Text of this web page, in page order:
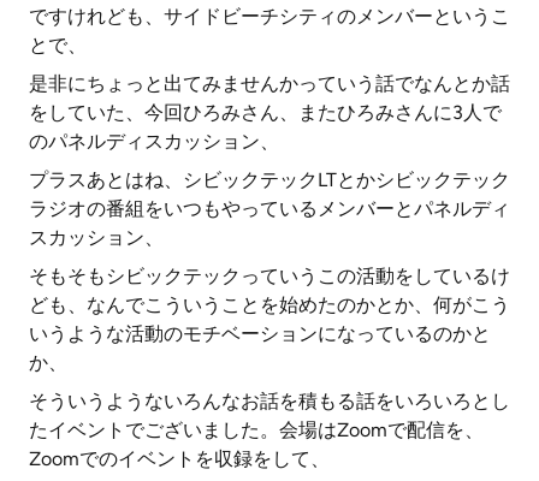
ですけれども、サイドビーチシティのメンバーというこ
とで、
是非にちょっと出てみませんかっていう話でなんとか話
をしていた、今回ひろみさん、またひろみさんに3人で
のパネルディスカッション、
プラスあとはね、シビックテックLTとかシビックテック
ラジオの番組をいつもやっているメンバーとパネルディ
スカッション、
そもそもシビックテックっていうこの活動をしているけ
ども、なんでこういうことを始めたのかとか、何がこう
いうような活動のモチベーションになっているのかと
か、
そういうようないろんなお話を積もる話をいろいろとし
たイベントでございました。会場はZoomで配信を、
Zoomでのイベントを収録をして、